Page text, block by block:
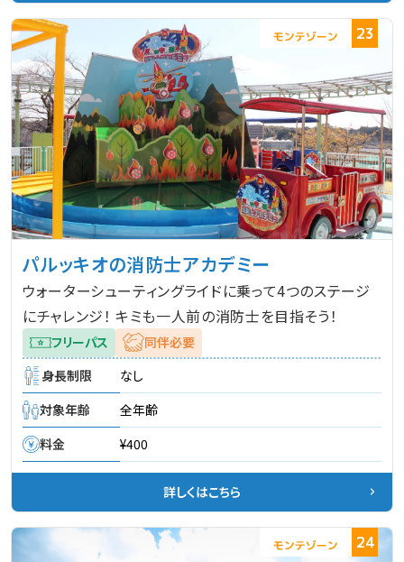
23
パルッキオの消防士アカデミー
ウォーターシューティングライドに乗って4つのステージ
にチャレンジ！ キミも一人前の消防士を目指そう！
フリーパス
同伴必要
身長制限
なし
対象年齢
全年齢
料金
¥400
詳しくはこちら
24